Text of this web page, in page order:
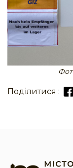
Поділитися :